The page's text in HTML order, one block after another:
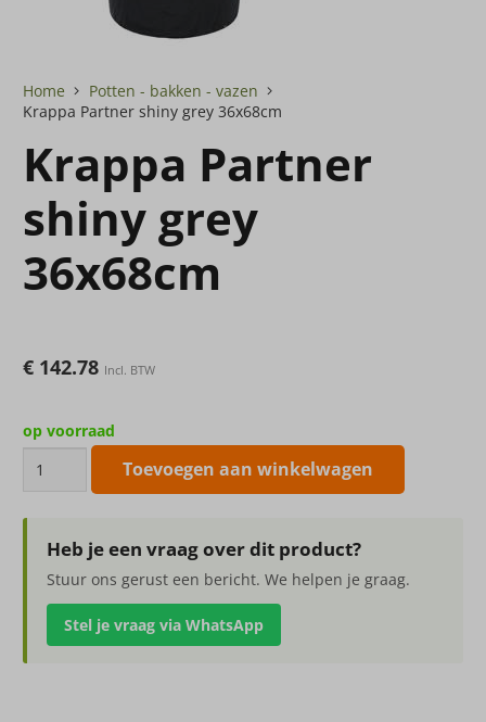
Home
Potten - bakken - vazen
Krappa Partner shiny grey 36x68cm
Krappa Partner
shiny grey
36x68cm
€ 142.78 Incl. BTW
op voorraad
shiny
grey
36x68cm
aantal
Toevoegen aan winkelwagen
Heb je een vraag over dit product?
Stuur ons gerust een bericht. We helpen je graag.
Stel je vraag via WhatsApp